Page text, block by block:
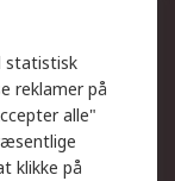
statistisk
reklamer på
alle"
klikke på